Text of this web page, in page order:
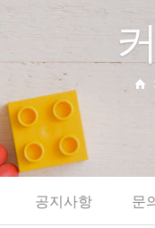
공지사항 문